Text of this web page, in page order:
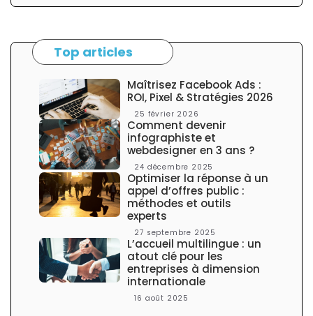
n
l
a
é
a
e
Top articles
Maîtrisez Facebook Ads :
ROI, Pixel & Stratégies 2026
25 février 2026
Comment devenir
infographiste et
webdesigner en 3 ans ?
24 décembre 2025
Optimiser la réponse à un
appel d’offres public :
méthodes et outils
experts
27 septembre 2025
L’accueil multilingue : un
atout clé pour les
entreprises à dimension
internationale
16 août 2025